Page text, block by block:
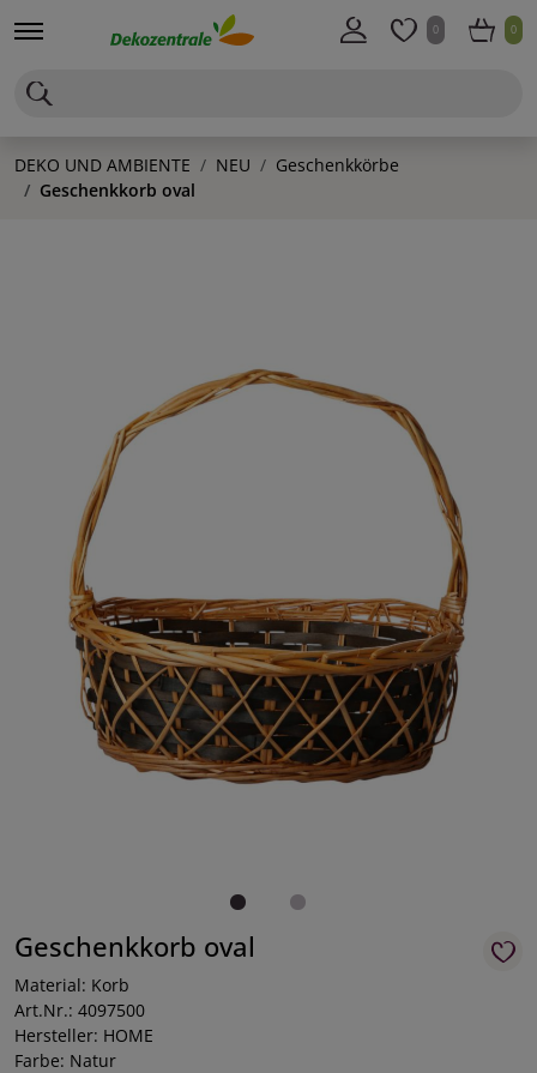
0 0
DEKO UND AMBIENTE NEU
Geschenkkörbe
Geschenkkorb oval
Geschenkkorb oval
Material: Korb
Art.Nr.: 4097500
Hersteller: HOME
Farbe: Natur